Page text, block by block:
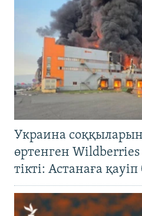
Украина
өртенген Wildberries
тікті: Астанаға